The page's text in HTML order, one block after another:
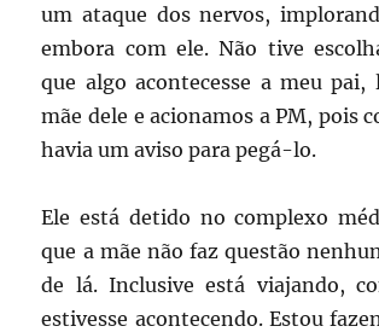
um ataque dos nervos,
embora com ele. Não tive
que algo acontecesse a meu pai,
mãe dele e acionamos a PM, pois
havia um aviso para pegá-lo.
Ele está detido no complexo
que a mãe não faz questão
de lá. Inclusive está viajando,
estivesse acontecendo. Estou